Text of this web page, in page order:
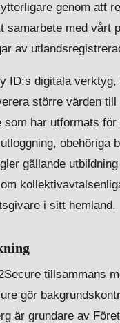
genom att
samarbete med vårt
av
ID:s digitala
större värden
som har utformats
obehöriga
gällande
i sitt hemland.
tillsammans
gör
är grundare av